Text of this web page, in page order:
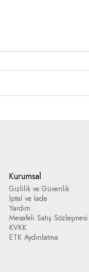
Kurumsal
Gizlilik ve Güvenlik
İptal ve İade
Yardım
Mesafeli Satış Sözleşmesi
KVKK
ETK Aydınlatma